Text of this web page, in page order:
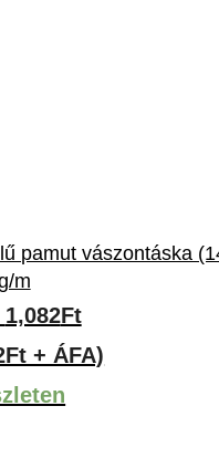
pamut vászontáska
m
1,082FtÁrtartomány:
0Ft
+ ÁFA)